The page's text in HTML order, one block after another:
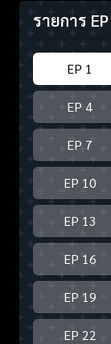
รายการ EP
EP 1
EP 4
EP 7
EP 10
EP 13
EP 16
EP 19
EP 22